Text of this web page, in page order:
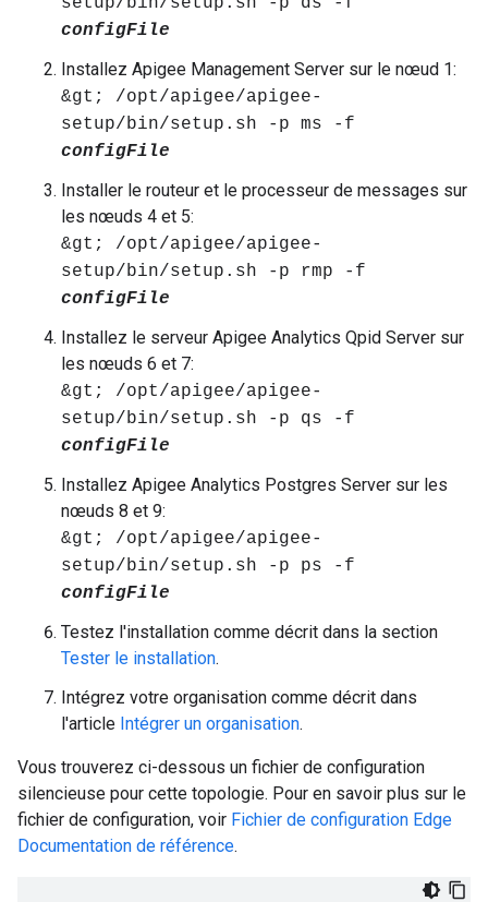
configFile
Installez Apigee Management Server sur le nœud 1:
&gt; /opt/apigee/apigee-
setup/bin/setup.sh -p ms -f
configFile
Installer le routeur et le processeur de messages sur
les nœuds 4 et 5:
&gt; /opt/apigee/apigee-
setup/bin/setup.sh -p rmp -f
configFile
Installez le serveur Apigee Analytics Qpid Server sur
les nœuds 6 et 7:
&gt; /opt/apigee/apigee-
setup/bin/setup.sh -p qs -f
configFile
Installez Apigee Analytics Postgres Server sur les
nœuds 8 et 9:
&gt; /opt/apigee/apigee-
setup/bin/setup.sh -p ps -f
configFile
Testez l'installation comme décrit dans la section
Tester le installation.
Intégrez votre organisation comme décrit dans
l'article Intégrer un organisation.
Vous trouverez ci-dessous un fichier de configuration
silencieuse pour cette topologie. Pour en savoir plus sur le
fichier de configuration, voir Fichier de configuration Edge
Documentation de référence.